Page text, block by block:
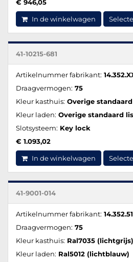
€ 946,05
In de winkelwagen
41-10215-681
Artikelnummer fabrikant:
Draagvermogen: 75
Kleur kasthuis: Overige
Kleur laden: Overige standaard
Slotsysteem: Key lock
€ 1.093,02
In de winkelwagen
41-9001-014
Artikelnummer fabrikant:
Draagvermogen: 75
Kleur kasthuis: Ral7035 (lichtgrijs)
Kleur laden: Ral5012 (lichtblauw)